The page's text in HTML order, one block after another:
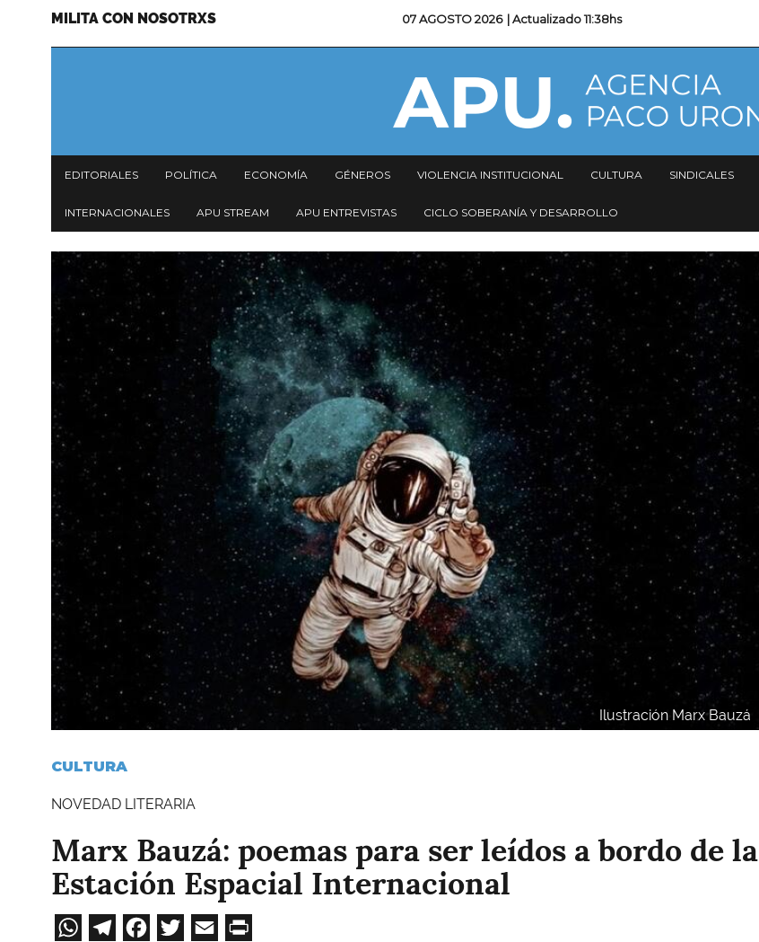
Menu
MILITA CON NOSOTRXS 07 AGOSTO 2026 | Actualizado11:38hs
Navegación
principal
EDITORIALES POLÍTICA ECONOMÍA GÉNEROS VIOLENCIA INSTITUCIONAL CULTURA SINDICALES
INTERNACIONALES APU STREAM APU ENTREVISTAS CICLO SOBERANÍA Y DESARROLLO
Imagen
Ilustración Marx Bauzá
CULTURA
NOVEDAD LITERARIA
Marx Bauzá: poemas para ser leídos a bordo de la
Estación Espacial Internacional
WhatsApp
Telegram
Facebook
Twitter
Email